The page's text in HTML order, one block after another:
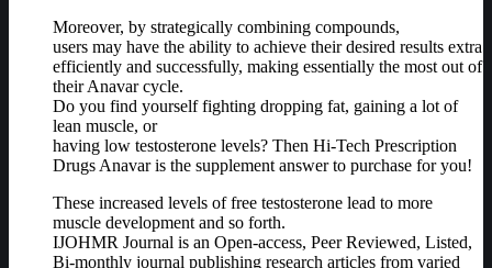
Moreover, by strategically combining compounds,
users may have the ability to achieve their desired results extra
efficiently and successfully, making essentially the most out of
their Anavar cycle.
Do you find yourself fighting dropping fat, gaining a lot of
lean muscle, or
having low testosterone levels? Then Hi-Tech Prescription
Drugs Anavar is the supplement answer to purchase for you!
These increased levels of free testosterone lead to more
muscle development and so forth.
IJOHMR Journal is an Open-access, Peer Reviewed, Listed,
Bi-monthly journal publishing research articles from varied